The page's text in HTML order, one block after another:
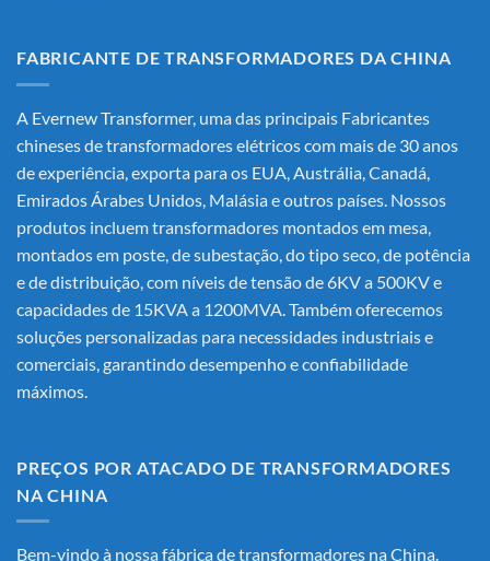
FABRICANTE DE TRANSFORMADORES DA CHINA
A Evernew Transformer, uma das principais Fabricantes
chineses de transformadores elétricoscom mais de 30 anos
de experiência, exporta para os EUA, Austrália, Canadá,
Emirados Árabes Unidos, Malásia e outros países. Nossos
produtos incluem transformadores montados em mesa,
montados em poste, de subestação, do tipo seco, de potência
e de distribuição, com níveis de tensão de 6KV a 500KV e
capacidades de 15KVA a 1200MVA. Também oferecemos
soluções personalizadas para necessidades industriais e
comerciais, garantindo desempenho e confiabilidade
máximos.
PREÇOS POR ATACADO DE TRANSFORMADORES
NA CHINA
Bem-vindo à nossa fábrica de transformadores na China.